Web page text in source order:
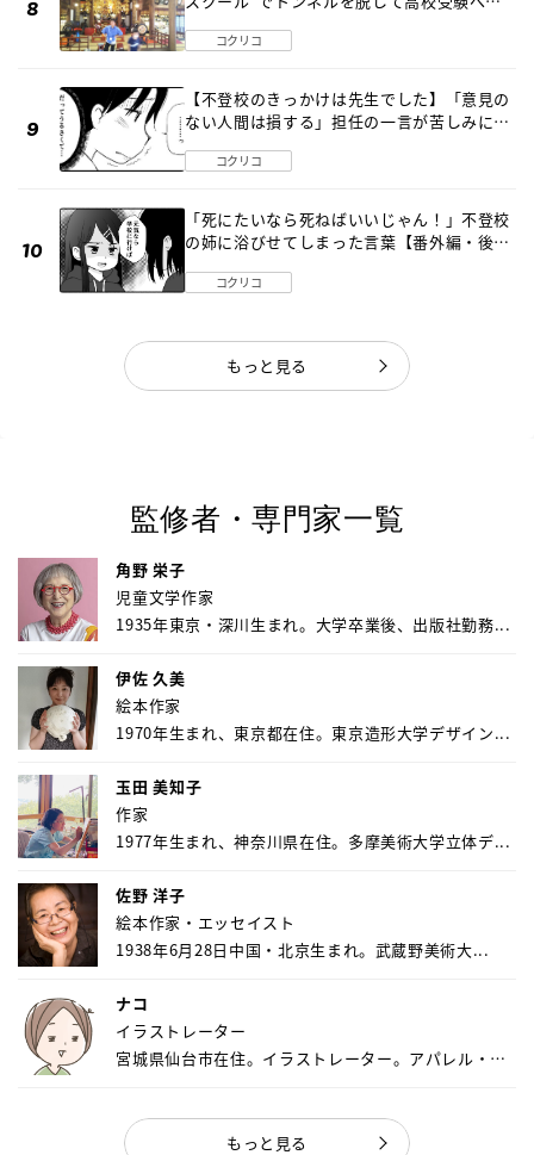
コクリコ
【不登校のきっかけは先生でした】「意見の
ない人間は損する」担任の一言が苦しみに…
コクリコ
「死にたいなら死ねばいいじゃん！」不登校
の姉に浴びせてしまった言葉【番外編・後
コクリコ
もっと見る
監修者・専門家一覧
角野 栄子
児童文学作家
1935年東京・深川生まれ。大学卒業後、出版社勤務...
伊佐 久美
絵本作家
1970年生まれ、東京都在住。東京造形大学デザイン...
玉田 美知子
作家
1977年生まれ、神奈川県在住。多摩美術大学立体デ...
佐野 洋子
絵本作家・エッセイスト
1938年6月28日中国・北京生まれ。武蔵野美術大...
ナコ
イラストレーター
宮城県仙台市在住。イラストレーター。アパレル・キ
もっと見る